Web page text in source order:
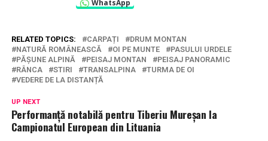
WhatsApp
RELATED TOPICS: CARPAȚI
DRUM MONTAN
NATURĂ ROMÂNEASCĂ
OI PE MUNTE
PASULUI URDELE
PĂȘUNE ALPINĂ
PEISAJ MONTAN
PEISAJ PANORAMIC
RÂNCA
STIRI TRANSALPINA
TURMA DE OI
VEDERE DE LA DISTANȚĂ
UP NEXT
Performanță notabilă pentru Tiberiu Mureșan la
Campionatul European din Lituania